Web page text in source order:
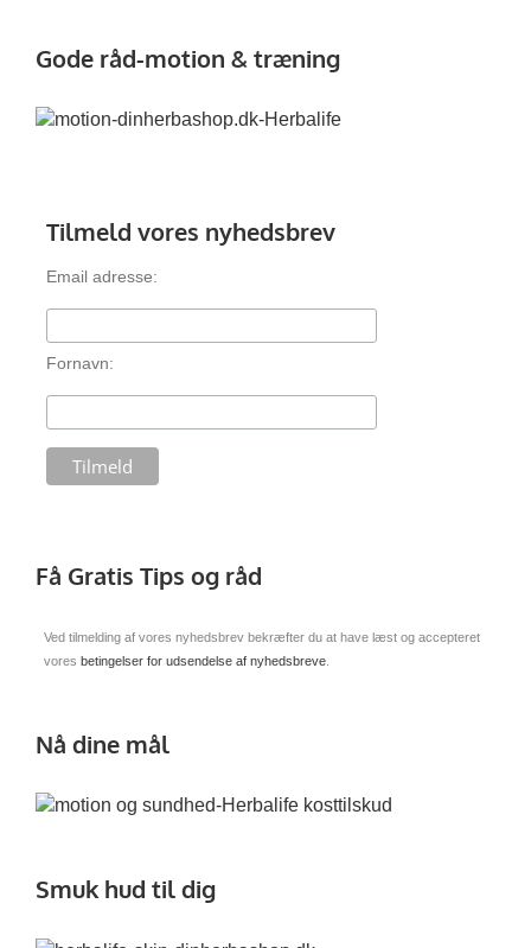
Gode råd-motion & træning
Tilmeld vores nyhedsbrev
Email adresse:
Fornavn:
Få Gratis Tips og råd
Ved tilmelding af vores nyhedsbrev bekræfter du at have læst og accepteret
vores betingelser for udsendelse af nyhedsbreve.
Nå dine mål
Smuk hud til dig